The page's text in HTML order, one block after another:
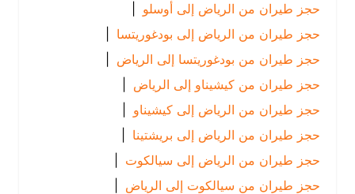
حجز طيران من الرياض إلى أوسلو
|
حجز طيران من الرياض إلى بودغوريتسا
|
حجز طيران من بودغوريتسا إلى الرياض
|
حجز طيران من كيشيناو إلى الرياض
|
حجز طيران من الرياض إلى كيشيناو |
حجز طيران من الرياض إلى بريشتينا |
حجز طيران من الرياض إلى سيالكوت |
حجز طيران من سيالكوت إلى الرياض
|